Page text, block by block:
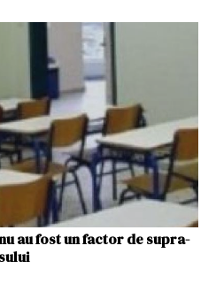
au fost un factor de supra-